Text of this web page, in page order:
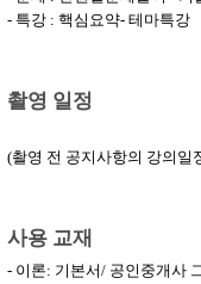
- 특강 : 핵심요약- 테마특강
촬영 일정
(촬영 전 공지사항의 강의일
사용 교재
- 이론: 기본서/ 공인중개사